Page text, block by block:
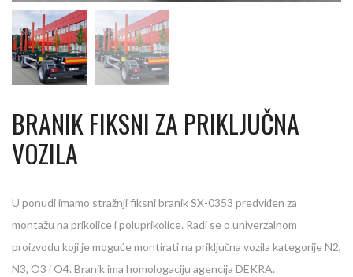
BRANIK FIKSNI ZA PRIKLJUČNA
VOZILA
U ponudi imamo stražnji fiksni branik SX-0353 predviđen za
montažu na prikolice i poluprikolice. Radi se o univerzalnom
proizvodu koji je moguće montirati na priključna vozila kategorije N2,
N3, O3 i O4. Branik ima homologaciju agencija DEKRA.